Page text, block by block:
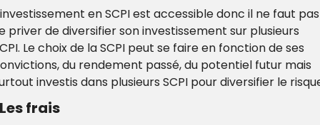
en SCPI est accessible donc il ne faut pas
priver de diversifier son investissement sur plusieurs
Le choix de la SCPI peut se faire en fonction de ses
du rendement passé, du potentiel futur mais
investis dans plusieurs SCPI pour diversifier le
frais